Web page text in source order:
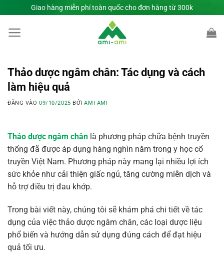
qua
nội
Giao hàng miễn phí toàn quốc cho đơn hàng từ 300k
Thảo dược ngâm chân: Tác dụng và cách
làm hiệu quả
ĐĂNG VÀO09/10/2025 BỞIAMI-AMI
Thảo dược ngâm chân là phương pháp chữa bệnh truyền
thống đã được áp dụng hàng nghìn năm trong y học cổ
truyền Việt Nam. Phương pháp này mang lại nhiều lợi ích
sức khỏe như cải thiện giấc ngủ, tăng cường miễn dịch và
hỗ trợ điều trị đau khớp.
Trong bài viết này, chúng tôi sẽ khám phá chi tiết về tác
dụng của việc thảo dược ngâm chân, các loại dược liệu
phổ biến và hướng dẫn sử dụng đúng cách để đạt hiệu
quả tối ưu.